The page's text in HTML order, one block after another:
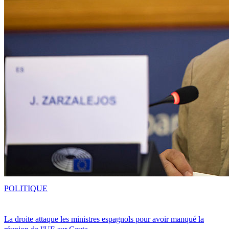
La droite attaque les ministres espagnols pour avoir manqué la
POLITIQUE